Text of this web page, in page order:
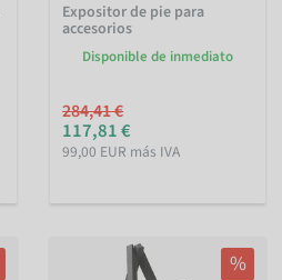
Expositor de pie para
accesorios
Disponible de inmediato
284,41 €
117,81 €
99,00 EUR más IVA
%